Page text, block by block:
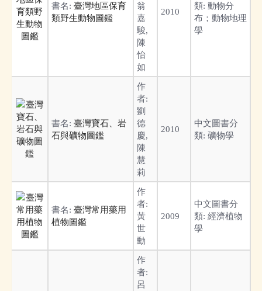
書名: 臺灣地區保育
類野生動物圖鑑
翁
嘉
駿,
陳
怡
如
2010
類: 動物分
布；動物地理
學
書名: 臺灣寶石、岩
石與礦物圖鑑
作
者:
劉
德
慶,
陳
慧
莉
2010
中文圖書分
類: 礦物學
書名: 臺灣常用藥用
植物圖鑑
作
者:
黃
世
勳
2009
中文圖書分
類: 經濟植物
學
作
者:
呂